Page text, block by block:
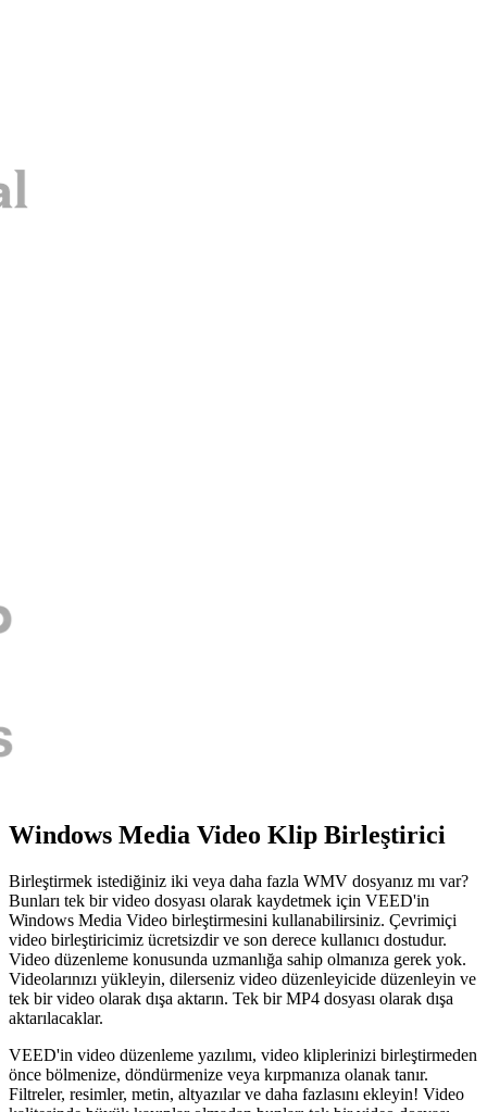
Windows Media Video Klip Birleştirici
Birleştirmek istediğiniz iki veya daha fazla WMV dosyanız mı var?
Bunları tek bir video dosyası olarak kaydetmek için VEED'in
Windows Media Video birleştirmesini kullanabilirsiniz. Çevrimiçi
video birleştiricimiz ücretsizdir ve son derece kullanıcı dostudur.
Video düzenleme konusunda uzmanlığa sahip olmanıza gerek yok.
Videolarınızı yükleyin, dilerseniz video düzenleyicide düzenleyin ve
tek bir video olarak dışa aktarın. Tek bir MP4 dosyası olarak dışa
aktarılacaklar.
VEED'in video düzenleme yazılımı, video kliplerinizi birleştirmeden
önce bölmenize, döndürmenize veya kırpmanıza olanak tanır.
Filtreler, resimler, metin, altyazılar ve daha fazlasını ekleyin! Video